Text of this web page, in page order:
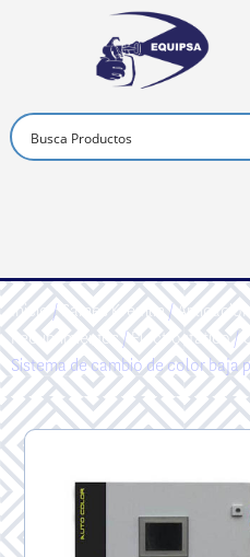
Inicio/Sames Kremlin/
Recubrimientos/Electrostático/
Sistema de cambio de color baja